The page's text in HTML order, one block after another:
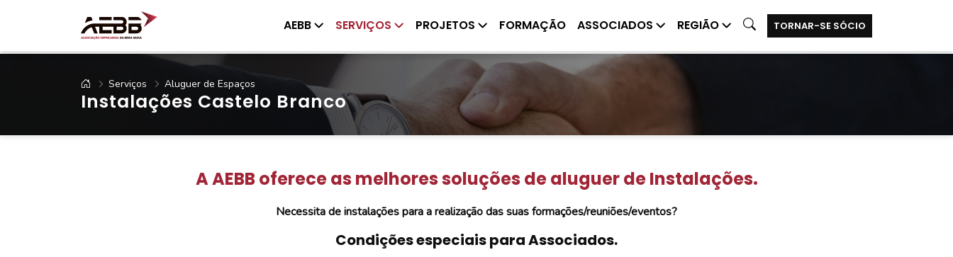
AEBB SERVIÇOS PROJETOS FORMAÇÃO ASSOCIADOS REGIÃO TORNAR-SE SÓCIO
Serviços Aluguer de Espaços
Instalações Castelo Branco
A AEBB oferece as melhores soluções de aluguer de Instalações.
Necessita de instalações para a realização das suas formações/reuniões/eventos?
Condições especiais para Associados.